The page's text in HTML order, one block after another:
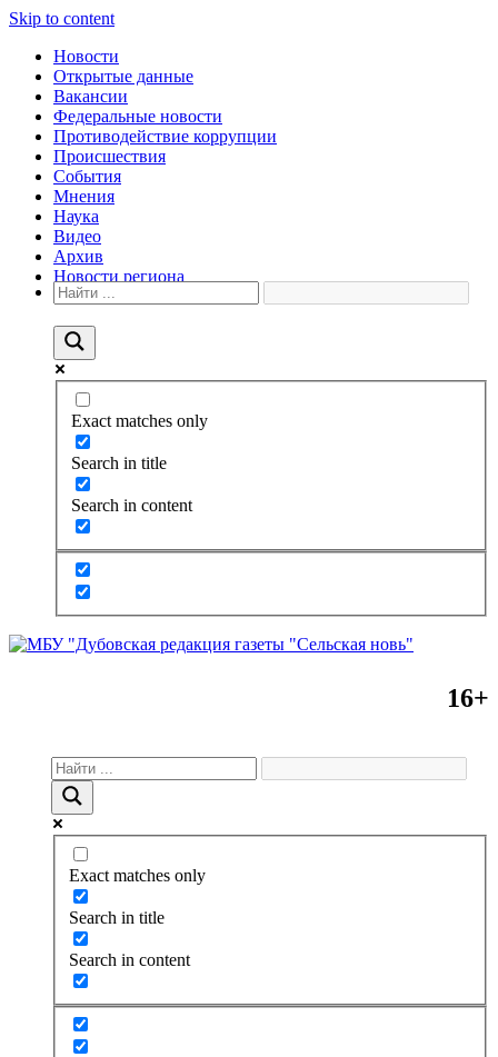
Skip to content
Новости
Открытые данные
Вакансии
Федеральные новости
Противодействие коррупции
Происшествия
События
Мнения
Наука
Видео
Архив
Новости региона
Exact matches only
Search in title
Search in content
16+
Exact matches only
Search in title
Search in content